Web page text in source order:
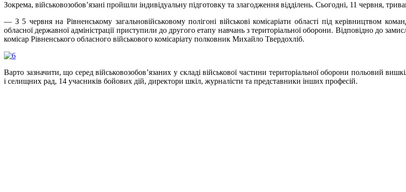
Зокрема, військовозобов’язані пройшли індивідуальну підготовку та злагодження відділень. Сьогодні, 11 червня,
— З 5 червня на Рівненському загальновійськовому полігоні військові комісаріати області під керівництвом
обласної державної адміністрації приступили до другого етапу навчань з територіальної оборони. Відповідно до
комісар Рівненського обласного військового комісаріату полковник Михайло Твердохліб.
Варто зазначити, що серед військовозобов’язаних у складі військової частини територіальної оборони польовий
і селищних рад, 14 учасників бойових дій, директори шкіл, журналісти та представники інших професій.